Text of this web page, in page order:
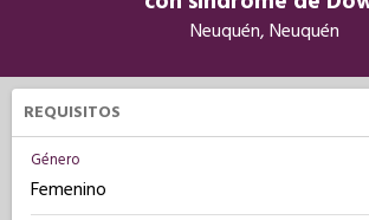
Neuquén, Neuquén
REQUISITOS
Género
Femenino